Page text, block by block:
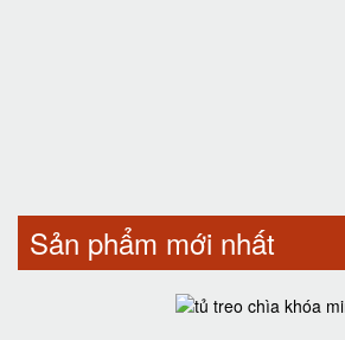
Sản phẩm mới nhất